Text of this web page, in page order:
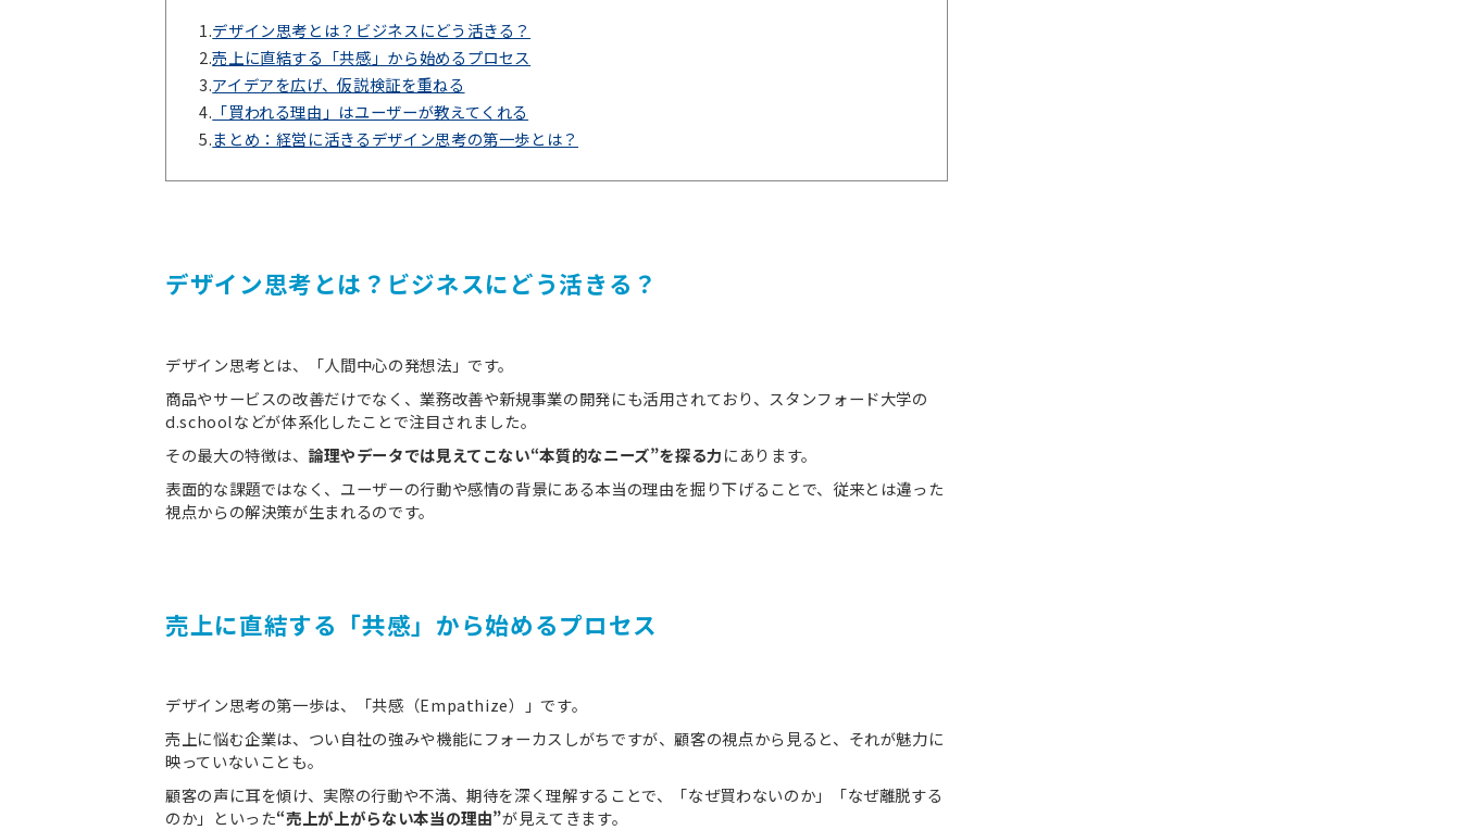
1.デザイン思考とは？ビジネスにどう活きる？
2.売上に直結する「共感」から始めるプロセス
3.アイデアを広げ、仮説検証を重ねる
4. 「買われる理由」はユーザーが教えてくれる
5.まとめ：経営に活きるデザイン思考の第一歩とは？
デザイン思考とは？ビジネスにどう活きる？
デザイン思考とは、「人間中心の発想法」です。
商品やサービスの改善だけでなく、業務改善や新規事業の開発にも活用されており、スタンフォード大学の
d.schoolなどが体系化したことで注目されました。
その最大の特徴は、 論理やデータでは見えてこない“本質的なニーズ”を探る力にあります。
表面的な課題ではなく、ユーザーの行動や感情の背景にある本当の理由を掘り下げることで、従来とは違った
視点からの解決策が生まれるのです。
売上に直結する「共感」から始めるプロセス
デザイン思考の第一歩は、「共感（Empathize）」です。
売上に悩む企業は、つい自社の強みや機能にフォーカスしがちですが、顧客の視点から見ると、それが魅力に
映っていないことも。
顧客の声に耳を傾け、実際の行動や不満、期待を深く理解することで、「なぜ買わないのか」「なぜ離脱する
のか」といった“売上が上がらない本当の理由”が見えてきます。